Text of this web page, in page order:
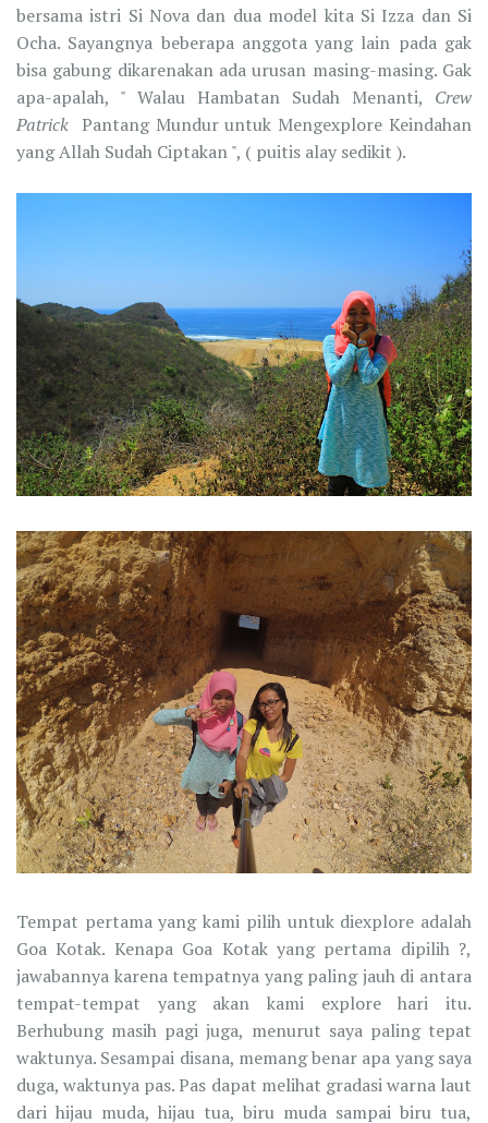
bersama istri Si Nova dan dua model kita Si Izza dan Si
Ocha. Sayangnya beberapa anggota yang lain pada gak
bisa gabung dikarenakan ada urusan masing-masing. Gak
apa-apalah, " Walau Hambatan Sudah Menanti, Crew
Patrick Pantang Mundur untuk Mengexplore Keindahan
yang Allah Sudah Ciptakan ", ( puitis alay sedikit ).
Tempat pertama yang kami pilih untuk diexplore adalah
Goa Kotak. Kenapa Goa Kotak yang pertama dipilih ?,
jawabannya karena tempatnya yang paling jauh di antara
tempat-tempat yang akan kami explore hari itu.
Berhubung masih pagi juga, menurut saya paling tepat
waktunya. Sesampai disana, memang benar apa yang saya
duga, waktunya pas. Pas dapat melihat gradasi warna laut
dari hijau muda, hijau tua, biru muda sampai biru tua,